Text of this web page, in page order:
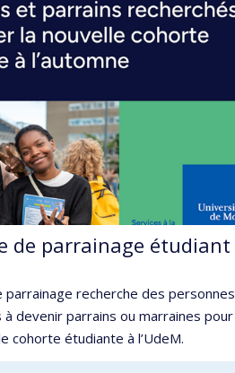
de parrainage étudiant
parrainage recherche des personnes
devenir parrains ou marraines pour
cohorte étudiante à l’UdeM.